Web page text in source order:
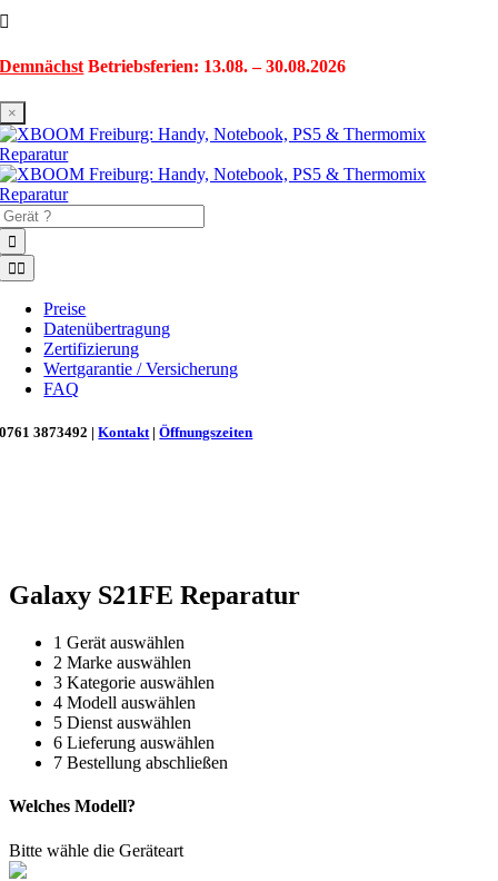
springen
Demnächst Betriebsferien: 13.08. – 30.08.2026
×
Toggle
Navigation
Preise
Datenübertragung
Zertifizierung
Wertgarantie / Versicherung
FAQ
0761 3873492 |Kontakt |Öffnungszeiten
Galaxy S21FE Reparatur
1 Gerät auswählen
2 Marke auswählen
3 Kategorie auswählen
4 Modell auswählen
5 Dienst auswählen
6 Lieferung auswählen
7 Bestellung abschließen
Welches Modell?
Bitte wähle die Geräteart